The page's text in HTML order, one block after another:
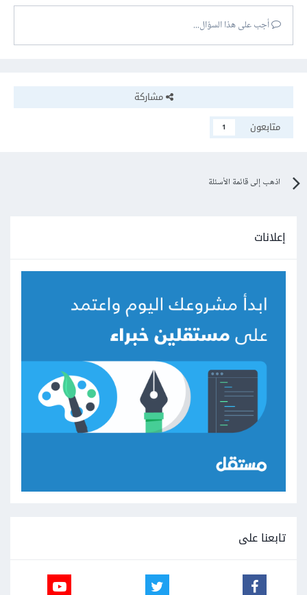
أجب على هذا السؤال...
مشاركة
متابعون
1
اذهب إلى قائمة الأسئلة
إعلانات
تابعنا على